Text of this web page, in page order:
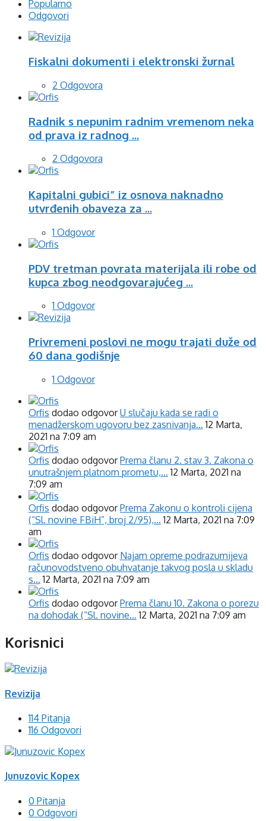
Popularno
Odgovori
Fiskalni dokumenti i elektronski žurnal
2 Odgovora
Radnik s nepunim radnim vremenom neka
od prava iz radnog ...
2 Odgovora
Kapitalni gubici” iz osnova naknadno
utvrđenih obaveza za ...
1 Odgovor
PDV tretman povrata materijala ili robe od
kupca zbog neodgovarajućeg ...
1 Odgovor
Privremeni poslovi ne mogu trajati duže od
60 dana godišnje
1 Odgovor
Orfis dodao odgovorU slučaju kada se radi o
menadžerskom ugovoru bez zasnivanja… 12 Marta,
2021 na 7:09 am
Orfis dodao odgovorPrema članu 2. stav 3. Zakona o
unutrašnjem platnom prometu,… 12 Marta, 2021 na
7:09 am
Orfis dodao odgovorPrema Zakonu o kontroli cijena
(“Sl. novine FBiH”, broj 2/95),… 12 Marta, 2021 na 7:09
am
Orfis dodao odgovor Najam opreme podrazumijeva
računovodstveno obuhvatanje takvog posla u skladu
s… 12 Marta, 2021 na 7:09 am
Orfis dodao odgovorPrema članu 10. Zakona o porezu
na dohodak (“Sl. novine… 12 Marta, 2021 na 7:09 am
Korisnici
Revizija
114 Pitanja
116 Odgovori
Junuzovic Kopex
0 Pitanja
0 Odgovori